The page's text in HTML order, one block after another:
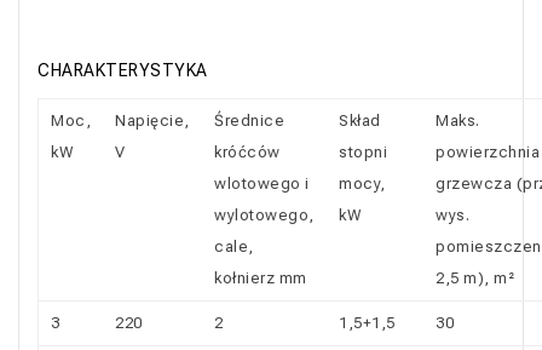
CHARAKTERYSTYKA
Moc,
kW
Napięcie,
V
Średnice
króćców
wlotowego i
wylotowego,
cale,
kołnierz mm
Skład
stopni
mocy,
kW
Maks.
powierzchnia
grzewcza
wys.
2,5 m), m²
3 220 2 1,5+1,5 30